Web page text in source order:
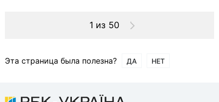
1 из 50
Эта страница была полезна? ДА НЕТ